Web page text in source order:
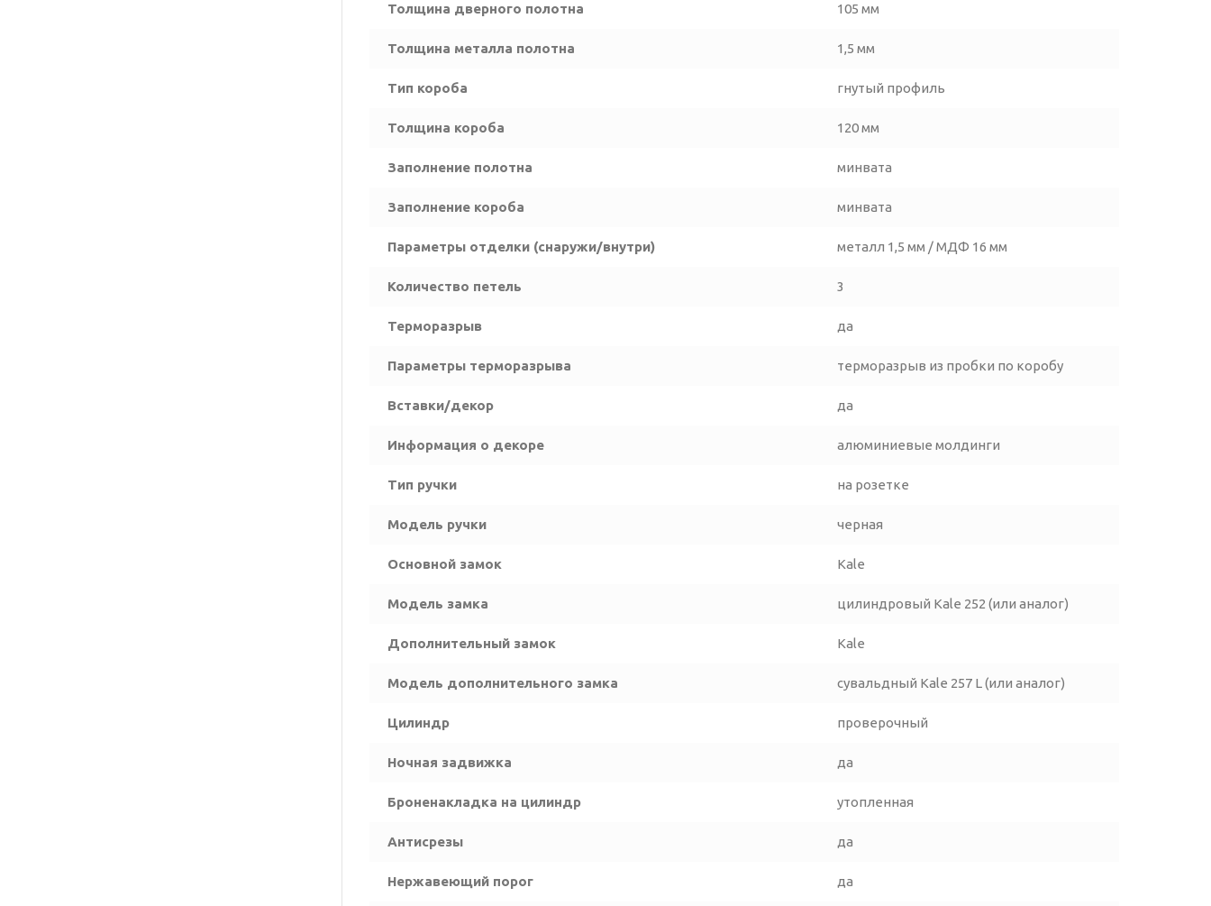
Толщина дверного полотна 105 мм
Толщина металла полотна 1,5 мм
Тип короба гнутый профиль
Толщина короба 120 мм
Заполнение полотна минвата
Заполнение короба минвата
Параметры отделки (снаружи/внутри) металл 1,5 мм / МДФ 16 мм
Количество петель 3
Терморазрыв да
Параметры терморазрыва терморазрыв из пробки по коробу
Вставки/декор да
Информация о декоре алюминиевые молдинги
Тип ручки на розетке
Модель ручки черная
Основной замок Kale
Модель замка цилиндровый Kale 252 (или аналог)
Дополнительный замок Kale
Модель дополнительного замка сувальдный Kale 257 L (или аналог)
Цилиндр проверочный
Ночная задвижка да
Броненакладка на цилиндр утопленная
Антисрезы да
Нержавеющий порог да